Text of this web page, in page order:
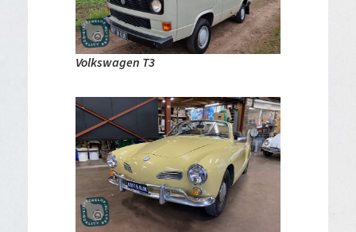
Volkswagen T3